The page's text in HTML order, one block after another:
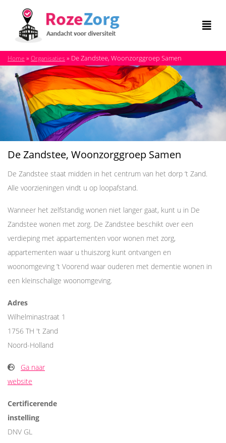
Home » Organisaties » De Zandstee, Woonzorggroep Samen
De Zandstee, Woonzorggroep Samen
De Zandstee staat midden in het centrum van het dorp ‘t Zand.
Alle voorzieningen vindt u op loopafstand.
Wanneer het zelfstandig wonen niet langer gaat, kunt u in De
Zandstee wonen met zorg. De Zandstee beschikt over een
verdieping met appartementen voor wonen met zorg,
appartementen waar u thuiszorg kunt ontvangen en
woonomgeving ’t Voorend waar ouderen met dementie wonen in
een kleinschalige woonomgeving.
Adres
Wilhelminastraat 1
1756 TH 't Zand
Noord-Holland
Ga naar
website
Certificerende
instelling
DNV GL